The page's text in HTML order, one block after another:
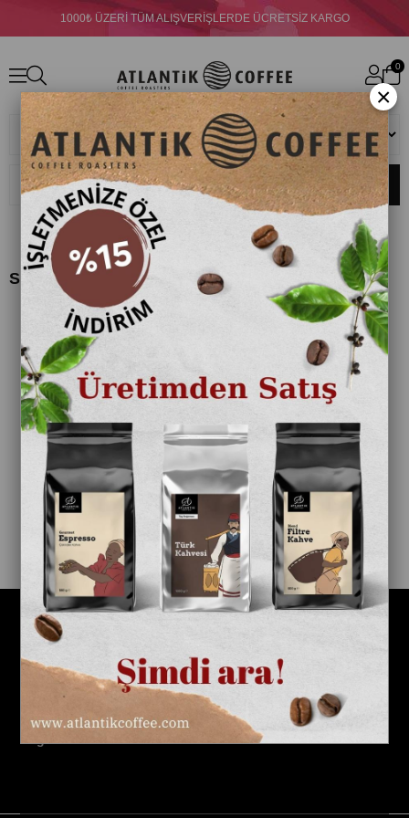
1000₺ ÜZERİ TÜM ALIŞVERİŞLERDE ÜCRETSİZ KARGO
0
Ara
Size En Yakın Mağazalarımız
Hakkımızda
Alışveriş
×